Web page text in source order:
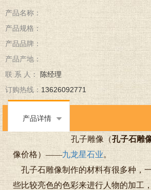
产品名称：
产品规格：
产品品牌：
产品产地：
联 系 人：
陈经理
订购热线：13626092771
产品详情
孔子雕像（孔子石雕
像价格）——九龙星石业。
孔子石雕像制作的材料有很多种，
些比较亮色的色彩来进行人物的加工